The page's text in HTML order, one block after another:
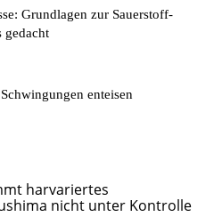
Grundlagen zur Sauerstoff-
gedacht
enteisen
harvariertes
nicht unter Kontrolle